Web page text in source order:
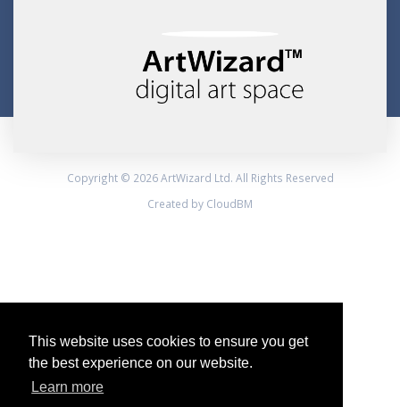
This website uses cookies to ensure you get
the best experience on our website.
Learn more
Copyright © 2026 ArtWizard Ltd. All Rights Reserved
Created by CloudBM